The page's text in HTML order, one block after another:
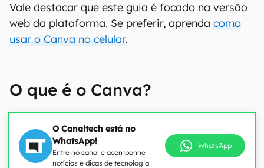
Vale destacar que este guia é focado na versão
web da plataforma. Se preferir, aprenda como
usar o Canva no celular.
O que é o Canva?
O Canaltech está no
WhatsApp!
Entre no canal e acompanhe
notícias e dicas de tecnologia
WhatsApp